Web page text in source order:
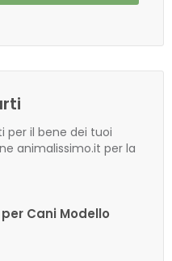
per il bene dei tuoi
animalissimo.it per la
Cani Modello